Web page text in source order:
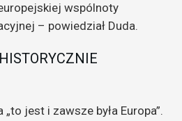
wspólnoty
– powiedział Duda.
„to jest i zawsze była Europa”.